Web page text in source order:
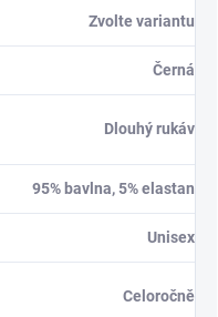
Zvolte variantu
Černá
Dlouhý rukáv
95% bavlna, 5% elastan
Unisex
Celoročně